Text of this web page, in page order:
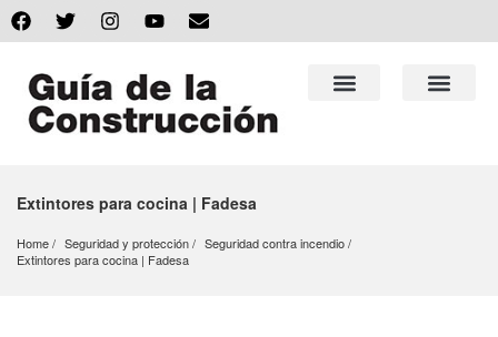
Extintores para cocina | Fadesa
Home Seguridad y protección
Seguridad contra incendio
Extintores para cocina | Fadesa